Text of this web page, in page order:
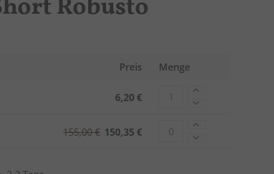
Robusto
Preis Menge
6,20 €
150,35 €
155,00 €